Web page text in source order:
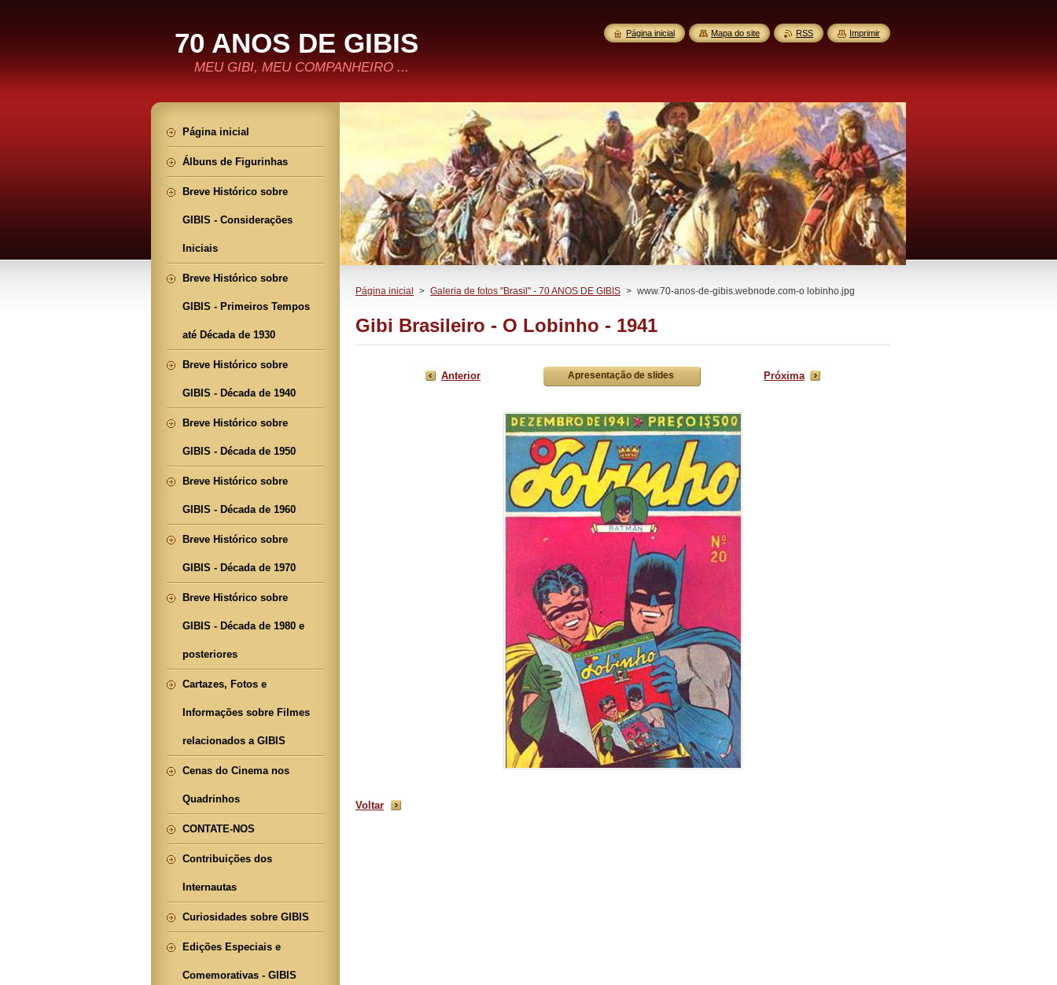
70 ANOS DE GIBIS
MEU GIBI, MEU COMPANHEIRO ...
Página inicial > Galeria de fotos "Brasil" - 70 ANOS DE GIBIS > www.70-anos-de-gibis.webnode.com-o lobinho.jpg
Gibi Brasileiro - O Lobinho - 1941
Anterior Apresentação de slides Próxima
Voltar
Página inicial
Álbuns de Figurinhas
Breve Histórico sobre
GIBIS - Considerações
Iniciais
Breve Histórico sobre
GIBIS - Primeiros Tempos
até Década de 1930
Breve Histórico sobre
GIBIS - Década de 1940
Breve Histórico sobre
GIBIS - Década de 1950
Breve Histórico sobre
GIBIS - Década de 1960
Breve Histórico sobre
GIBIS - Década de 1970
Breve Histórico sobre
GIBIS - Década de 1980 e
posteriores
Cartazes, Fotos e
Informações sobre Filmes
relacionados a GIBIS
Cenas do Cinema nos
Quadrinhos
CONTATE-NOS
Contribuições dos
Internautas
Curiosidades sobre GIBIS
Edições Especiais e
Comemorativas - GIBIS
Página inicial Mapa do site RSS Imprimir